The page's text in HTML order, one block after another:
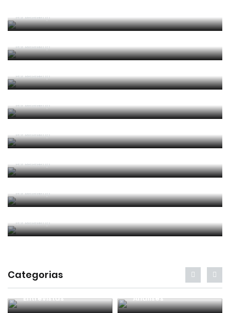
Por RefereeTip
João Pinheiro radiante com ida ao Mundial: «É o
Por RefereeTip
João Pinheiro nomeado pela FIFA para o Mundial
Por RefereeTip
APAF espera que câmaras corporais possam
Por RefereeTip
Vídeo: árbitro assistente ensina Calafiori a... fazer
Por RefereeTip
Sérgio Soares na final da Superfinal Europeia de
Por RefereeTip
Por RefereeTip
Filipa Prata nomeada para o Mundial de futsal
Por RefereeTip
Categorias
Entrevistas Análises